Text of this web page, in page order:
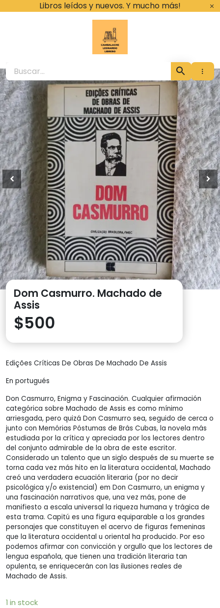
Libros leídos y nuevos. Y mucho más!
Cambalache
Dom Casmurro. Machado de
Assis
$500
Edições Críticas De Obras De Machado De Assis
En portugués
Don Casmurro, Enigma y Fascinación. Cualquier afirmación
categórica sobre Machado de Assis es como mínimo
arriesgada, pero quizá Don Casmurro sea, seguido de cerca o
junto con Memórias Póstumas de Brás Cubas, la novela más
estudiada por la crítica y apreciada por los lectores dentro
del conjunto admirable de la obra de este escritor.
Considerado un talento que un siglo después de su muerte se
torna cada vez más hito en la literatura occidental, Machado
creó una verdadera ecuación literaria (por no decir
psicológica y/o existencial) em Don Casmurro, un enigma y
una fascinación narrativos que, una vez más, pone de
manifiesto a escala universal la riqueza humana y trágica de
esta trama. Capitú es una figura equiparable a los grandes
personajes que constituyen el acervo de figuras femeninas
que la literatura occidental u oriental ha producido. Por eso
podemos afirmar con convicción y orgullo que los lectores de
lengua española, que tienen una tradición literaria tan
opulenta, se enriquecerán con las ilusiones reales de
Machado de Assis.
1 in stock